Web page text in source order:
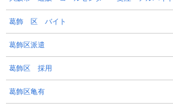
葛飾 区 バイト
葛飾区派遣
葛飾区 採用
葛飾区亀有